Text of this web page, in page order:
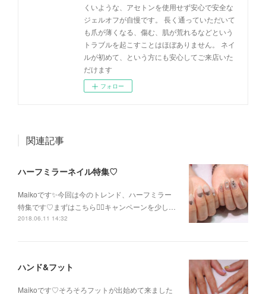
くいような、アセトンを使用せず安心で安全な
ジェルオフが自慢です。 長く通っていただいて
も爪が薄くなる、傷む、肌が荒れるなどという
トラブルを起こすことはほぼありません。 ネイ
ルが初めて、という方にも安心してご来店いた
だけます
フォロー
関連記事
ハーフミラーネイル特集♡
Maikoです✨今回は今のトレンド、ハーフミラー
特集です♡まずはこちら💁‍♀️キャンペーンを少し…
2018.06.11 14:32
ハンド&フット
Maikoです♡そろそろフットが出始めて来ました